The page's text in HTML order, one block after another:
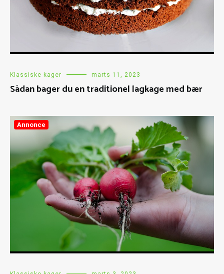
Klassiske kager marts 11, 2023
Sådan bager du en traditionel lagkage med bær
Annonce